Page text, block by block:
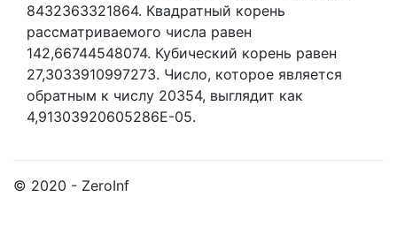
8432363321864. Квадратный корень
рассматриваемого числа равен
142,66744548074. Кубический корень равен
27,3033910997273. Число, которое является
обратным к числу 20354, выглядит как
4,91303920605286E-05.
© 2020 - ZeroInf